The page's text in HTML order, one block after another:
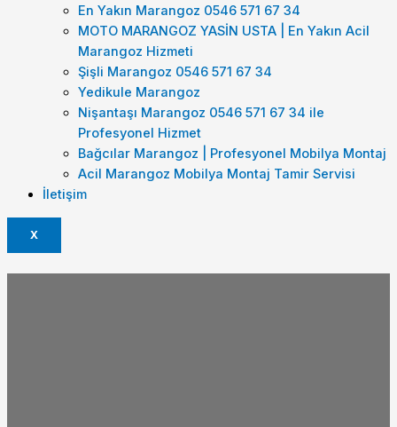
En Yakın Marangoz 0546 571 67 34
MOTO MARANGOZ YASİN USTA | En Yakın Acil
Marangoz Hizmeti
Şişli Marangoz 0546 571 67 34
Yedikule Marangoz
Nişantaşı Marangoz 0546 571 67 34 ile
Profesyonel Hizmet
Bağcılar Marangoz | Profesyonel Mobilya Montaj
Acil Marangoz Mobilya Montaj Tamir Servisi
İletişim
X